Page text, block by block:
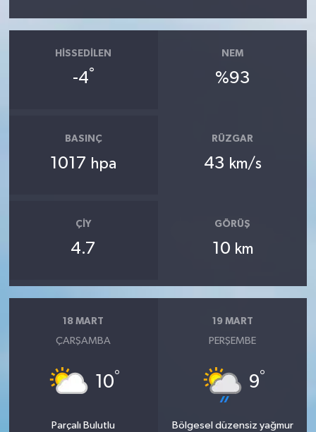
HISSEDILEN
-4°
NEM
%93
BASINÇ
1017 hpa
RÜZGAR
43 km/s
ÇIY
4.7
GÖRÜŞ
10 km
18 MART
ÇARŞAMBA
10°
Parçalı Bulutlu
19 MART
PERŞEMBE
9°
Bölgesel düzensiz yağmur